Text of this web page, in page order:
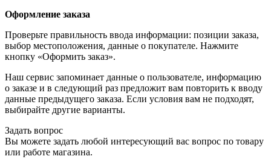
Оформление заказа
Проверьте правильность ввода информации: позиции заказа,
выбор местоположения, данные о покупателе. Нажмите
кнопку «Оформить заказ».
Наш сервис запоминает данные о пользователе, информацию
о заказе и в следующий раз предложит вам повторить к вводу
данные предыдущего заказа. Если условия вам не подходят,
выбирайте другие варианты.
Задать вопрос
Вы можете задать любой интересующий вас вопрос по товару
или работе магазина.